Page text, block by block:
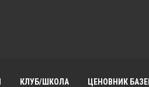
КЛУБ/ШКОЛА ЦЕНОВНИК